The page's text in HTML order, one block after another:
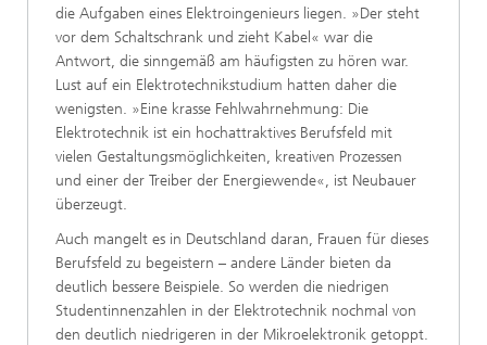
die Aufgaben eines Elektroingenieurs liegen. »Der steht
vor dem Schaltschrank und zieht Kabel« war die
Antwort, die sinngemäß am häufigsten zu hören war.
Lust auf ein Elektrotechnikstudium hatten daher die
wenigsten. »Eine krasse Fehlwahrnehmung: Die
Elektrotechnik ist ein hochattraktives Berufsfeld mit
vielen Gestaltungsmöglichkeiten, kreativen Prozessen
und einer der Treiber der Energiewende«, ist Neubauer
überzeugt.
Auch mangelt es in Deutschland daran, Frauen für dieses
Berufsfeld zu begeistern – andere Länder bieten da
deutlich bessere Beispiele. So werden die niedrigen
Studentinnenzahlen in der Elektrotechnik nochmal von
den deutlich niedrigeren in der Mikroelektronik getoppt.